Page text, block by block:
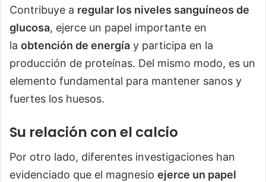
Contribuye a regular los niveles sanguíneos de
glucosa, ejerce un papel importante en
la obtención de energía y participa en la
producción de proteínas. Del mismo modo, es un
elemento fundamental para mantener sanos y
fuertes los huesos.
Su relación con el calcio
Por otro lado, diferentes investigaciones han
evidenciado que el magnesio ejerce un papel